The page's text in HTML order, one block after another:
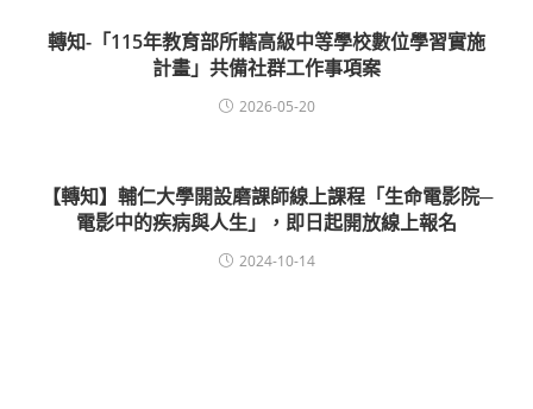
轉知-「115年教育部所轄高級中等學校數位學習實施
計畫」共備社群工作事項案
2026-05-20
【轉知】輔仁大學開設磨課師線上課程「生命電影院─
電影中的疾病與人生」，即日起開放線上報名
2024-10-14